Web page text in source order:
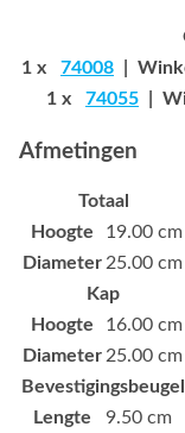
1 x 74008 |
1 x 74055 |
Afmetingen
Totaal
Hoogte
19.00 cm
Diameter 25.00 cm
Kap
Hoogte
16.00 cm
Diameter 25.00 cm
Bevestigingsbeugel
Lengte
9.50 cm